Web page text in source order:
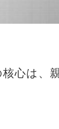
心は、